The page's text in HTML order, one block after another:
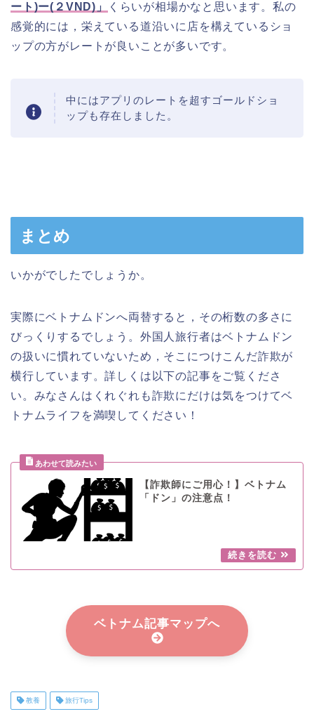
ート)ー(２VND)」
くらいが相場かなと思います。私の
感覚的には，栄えている道沿いに店を構えているショ
ップの方がレートが良いことが多いです。
中にはアプリのレートを超すゴールドショ
ップも存在しました。
まとめ
いかがでしたでしょうか。
実際にベトナムドンへ両替すると，その桁数の多さに
びっくりするでしょう。外国人旅行者はベトナムドン
の扱いに慣れていないため，そこにつけこんだ詐欺が
横行しています。詳しくは以下の記事をご覧くださ
い。みなさんはくれぐれも詐欺にだけは気をつけてベ
トナムライフを満喫してください！
【詐欺師にご用心！】ベトナム
「ドン」の注意点！
ベトナム記事マップへ
教養 旅行Tips